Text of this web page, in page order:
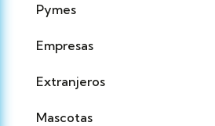
Pymes
Empresas
Extranjeros
Mascotas